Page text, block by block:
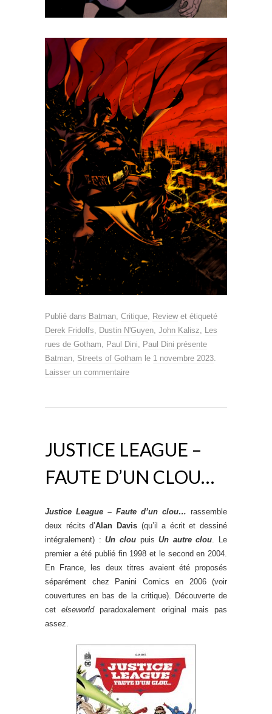
Publié dans Batman Critique Reviewet étiqueté
Derek Fridolfs
Dustin N'Guyen John Kalisz
Les
rues de Gotham
Paul Dini
Paul Dini présente
Batman Streets of Gotham le 1 novembre 2023
Laisser un commentaire
JUSTICE LEAGUE –
FAUTE D’UN CLOU…
Justice League – Faute d’un clou… rassemble
deux récits d’Alan Davis(qu’il a écrit et dessiné
intégralement) :Un cloupuisUn autre clou . Le
premier a été publié fin 1998 et le second en 2004.
En France, les deux titres avaient été proposés
séparément chez Panini Comics en 2006 (voir
couvertures en bas de la critique). Découverte de
cetelseworldparadoxalement original mais pas
assez.